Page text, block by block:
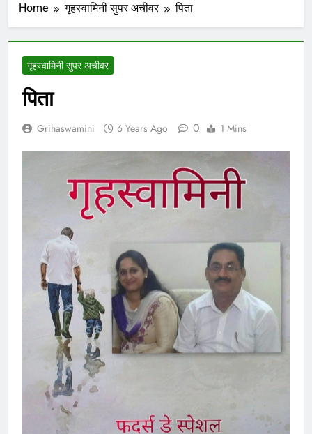
Home गृहस्वामिनी सुपर अचीवर पिता
गृहस्वामिनी सुपर अचीवर
पिता
Grihaswamini 6 Years Ago 0 1 Mins